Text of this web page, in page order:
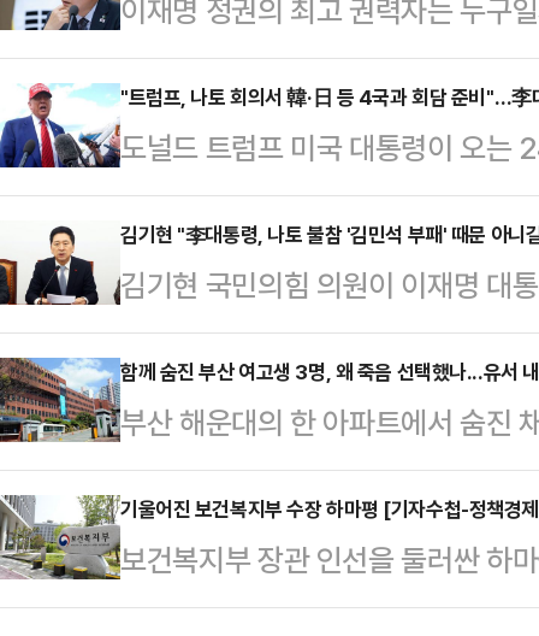
이재명 정권의 최고 권력자는 누구
분명해야 정상일 텐데, 정답이 있는
니다. 어쩌면 불길하다고 해야 할
아니다. 대한민국의 총리라는 자리
는 않아야 할 벼슬이다. 얼굴마담
박찬대도 아니다. 그들은 이재명의
위해 물불 안 가리고 뛴 주구(走狗)
들과 비슷하다.…
"트럼프, 나토 회의서 韓·日 등 4국과 회담 준비"…李
도널드 트럼프 미국 대통령이 오는
기구) 정상회의에서 한국과 일본
있다.23일 니혼게이자이신문(닛케
령이 24~25일 네덜란드 헤이그에
정상을 초청한 특별 회동 일정을 조
회원국 간의 회의와는 별도로 회의
이는 “중국이 인도 및 태평양에서
령은 이들 4개 국…
김기현 "李대통령, 나토 불참 '김민석 부패' 때문 아
김기현 국민의힘 의원이 이재명 대
정상회의 불참 결정에 대해 "혹시라
무총리 후보자의 '파파돈(파도 파도
의 때문은 아닐 것이라 믿고 싶다"
에 "이 대통령이 애초 나토 정상회
국의 이란 핵시설 공습 이후 뜻을
나라의 국익을 최우선에 둔 냉철한
의원은 "이번 …
함께 숨진 부산 여고생 3명, 왜 죽음 선택했나...유서
부산 해운대의 한 아파트에서 숨진
스트레스를 겪은 것으로 드러났다
일 새벽 1시 39분쯤 부산 해운대구
쓰러진 채 발견됐다. 이들은 곧바
찰 조사에 따르면 이들이 함께 지
기울어진 보건복지부 수장 하마평 [기자수첩-정책경
보건복지부 장관 인선을 둘러싼 하
수가 의료계 출신이다.정은경 전 질